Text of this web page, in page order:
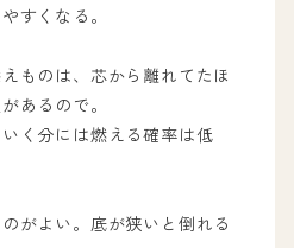
すくなる。
ものは、芯から離れてたほ
あるので。
く分には燃える確率は低
がよい。底が狭いと倒れる